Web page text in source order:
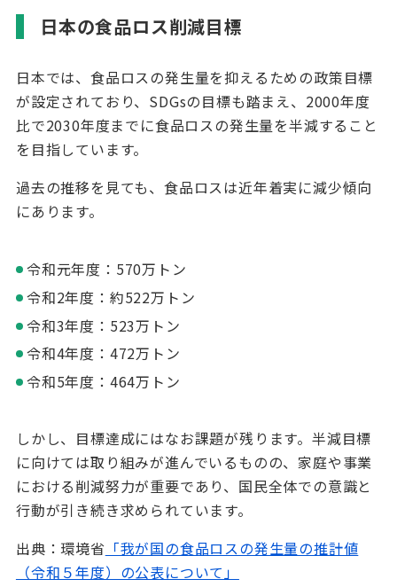
日本の食品ロス削減目標
日本では、食品ロスの発生量を抑えるための政策目標
が設定されており、 SDGsの目標も踏まえ、 2000年度
比で2030年度までに食品ロスの発生量を半減すること
を目指しています。
過去の推移を見ても、食品ロスは近年着実に減少傾向
にあります。
令和元年度： 570万トン
令和2年度：約522万トン
令和3年度： 523万トン
令和4年度： 472万トン
令和5年度： 464万トン
しかし、目標達成にはなお課題が残ります。半減目標
に向けては取り組みが進んでいるものの、家庭や事業
における削減努力が重要であり、国民全体での意識と
行動が引き続き求められています。
出典：環境省 「我が国の食品ロスの発生量の推計値
（令和５年度）の公表について」